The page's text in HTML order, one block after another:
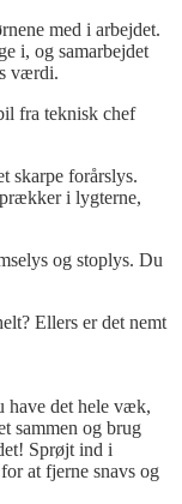
med i arbejdet.
i, og samarbejdet
værdi.
fra teknisk chef
skarpe forårslys.
i lygterne,
og stoplys. Du
Ellers er det nemt
have det hele væk,
sammen og brug
Sprøjt ind i
at fjerne snavs og